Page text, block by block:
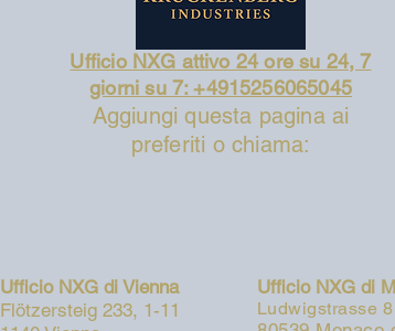
Ufficio NXG attivo 24 ore su 24, 7
giorni su 7: +4915256065045
Aggiungi questa pagina ai
preferiti o chiama:
Ufficio NXG di Vienna
Flötzersteig 233, 1-11
Ufficio NXG di
Ludwigstrasse 8